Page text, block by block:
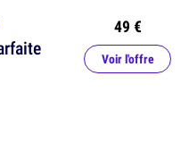
49 €
Voir l'offre